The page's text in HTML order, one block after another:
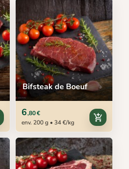
Bifsteak de Boeuf
6,80 €
env. 200 g • 34 €/kg
add_shopping_cart